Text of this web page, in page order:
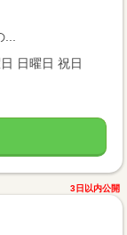
日曜日 祝日
3日以内公開